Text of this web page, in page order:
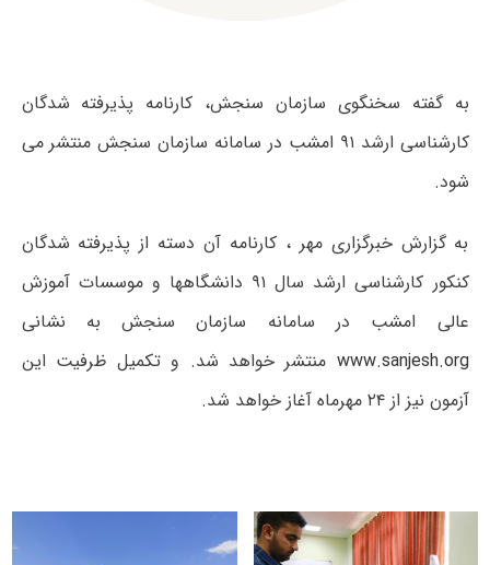
به گفته سخنگوی سازمان سنجش، کارنامه پذیرفته شدگان
کارشناسی ارشد ۹۱ امشب در سامانه سازمان سنجش منتشر می
شود.
به گزارش خبرگزاری مهر ، کارنامه آن دسته از پذیرفته شدگان
کنکور کارشناسی ارشد سال ۹۱ دانشگاهها و موسسات آموزش
عالی امشب در سامانه سازمان سنجش به نشانی
www.sanjesh.org منتشر خواهد شد. و تکمیل ظرفیت این
آزمون نیز از ۲۴ مهرماه آغاز خواهد شد.